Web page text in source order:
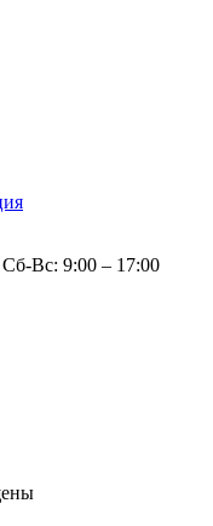
Сб-Вс: 9:00 – 17:00